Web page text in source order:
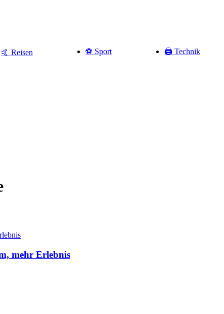
🤙 Reisen ⚽️ Sport 🖨️ Technik
mehr Erlebnis